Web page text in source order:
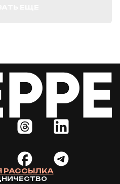
РАССЫЛКА